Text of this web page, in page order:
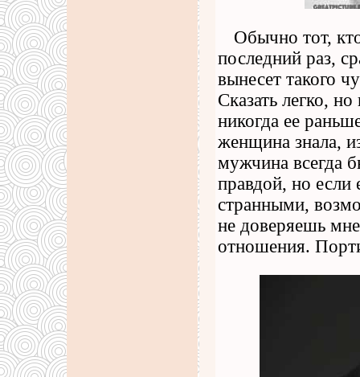
Обычно тот,
последний раз,
вынесет такого
Сказать легко,
никогда ее
женщина знала,
мужчина всегда
правдой, но если
странными,
не доверяешь
отношения.